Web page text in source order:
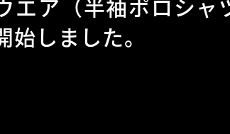
エア（半袖ポロシ
しました。